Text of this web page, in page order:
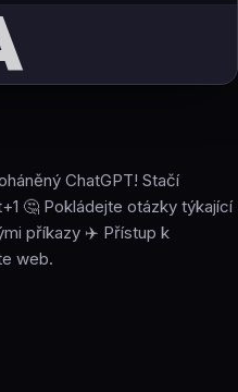
ChatGPT! Stačí
🤔 Pokládejte otázky týkající
příkazy ✈️ Přístup k
web.